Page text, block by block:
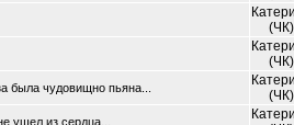
(ЧК)
(ЧК)
была чудовищно пьяна...
(ЧК)
ушел из сердца...